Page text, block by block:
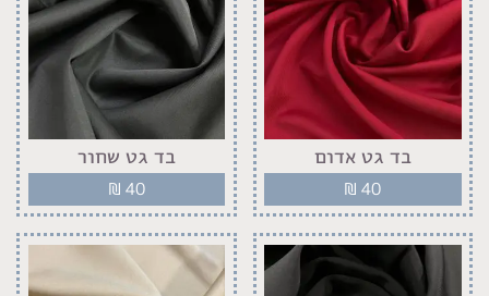
בד גט אדום
₪ 40
בד גט שחור
₪ 40